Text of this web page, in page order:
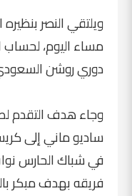
ويلتقي النصر
مساء اليوم،
دوري روشن
وجاء هدف التقدم
ساديو ماني إلى
في شباك الحارس
فريقه بهدف مبكر